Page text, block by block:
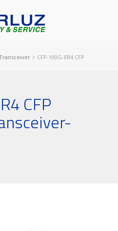
CFP-100G-ER4 CFP
CFP